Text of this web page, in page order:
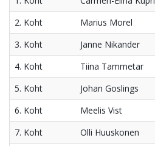
2. Koht
Marius Morel
3. Koht
Janne Nikander
4. Koht
Tiina Tammetar
5. Koht
Johan Goslings
6. Koht
Meelis Vist
7. Koht
Olli Huuskonen